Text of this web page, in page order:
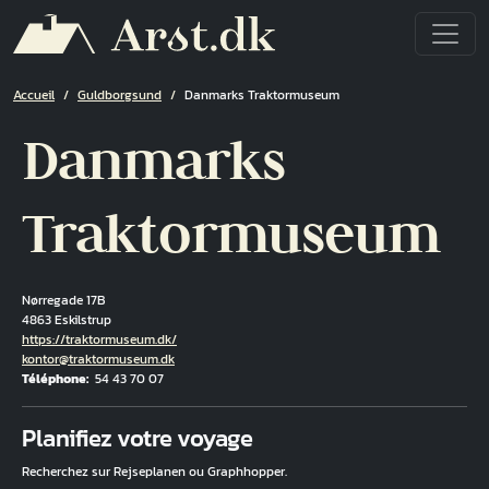
Fil d'Ariane
Accueil Guldborgsund Danmarks Traktormuseum
Danmarks
Traktormuseum
Nørregade 17B
4863 Eskilstrup
Hjemmeside
https://traktormuseum.dk/
Courriel
kontor@traktormuseum.dk
Téléphone 54 43 70 07
Planifiez votre voyage
Recherchez sur Rejseplanen ou Graphhopper.